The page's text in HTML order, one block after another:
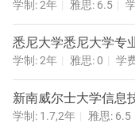
气候：
墨尔本的气候属于亚热
14℃，最冷月在3℃到
处于向亚热带过渡的地
学制: 2年 雅思: 6.5
悉尼大学悉尼大学专
学制: 2年 雅思: 0 学
新南威尔士大学信息
学制: 1.7,2年 雅思: 6.5